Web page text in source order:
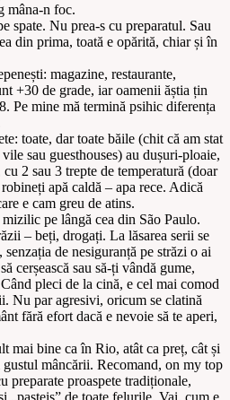
mâna-n foc.
spate. Nu prea-s cu preparatul. Sau
din prima, toată e opărită, chiar și în
magazine, restaurante,
+30 de grade, iar oamenii ăștia țin
Pe mine mă termină psihic diferența
toate, dar toate băile (chit că am stat
sau guesthouses) au dușuri-ploaie,
2 sau 3 trepte de temperatură (doar
apă caldă – apa rece. Adică
e cam greu de atins.
pe lângă cea din São Paulo.
– beți, drogați. La lăsarea serii se
de nesiguranță pe străzi o ai
cerșească sau să-ți vândă gume,
pleci de la cină, e cel mai comod
Nu par agresivi, oricum se clatină
fără efort dacă e nevoie să te aperi,
mai bine ca în Rio, atât ca preț, cât și
gustul mâncării. Recomand, on my top
preparate proaspete tradiționale,